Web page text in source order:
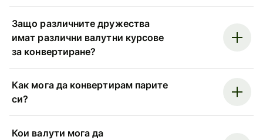
Защо различните дружества
имат различни валутни курсове
за конвертиране?
Как мога да конвертирам парите
си?
Кои валути мога да